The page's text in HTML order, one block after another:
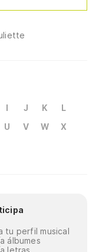
I J K
L
U V W
X
tu perfil musical
álbumes
letras